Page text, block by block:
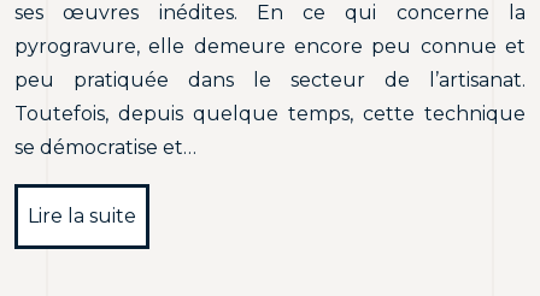
ses œuvres inédites. En ce qui concerne la
pyrogravure, elle demeure encore peu connue et
peu pratiquée dans le secteur de l’artisanat.
Toutefois, depuis quelque temps, cette technique
se démocratise et…
Lire la suite